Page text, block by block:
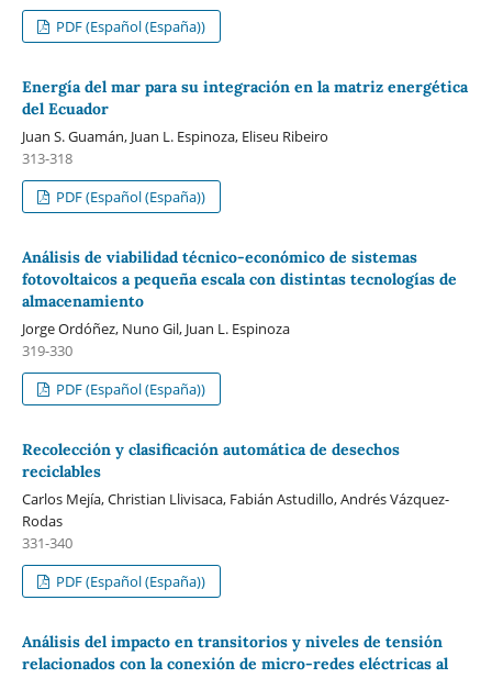
PDF (Español (España))
Energía del mar para su integración en la matriz energética
del Ecuador
Juan S. Guamán, Juan L. Espinoza, Eliseu Ribeiro
313-318
PDF (Español (España))
Análisis de viabilidad técnico-económico de sistemas
fotovoltaicos a pequeña escala con distintas tecnologías de
almacenamiento
Jorge Ordóñez, Nuno Gil, Juan L. Espinoza
319-330
PDF (Español (España))
Recolección y clasificación automática de desechos
reciclables
Carlos Mejía, Christian Llivisaca, Fabián Astudillo, Andrés Vázquez-
Rodas
331-340
PDF (Español (España))
Análisis del impacto en transitorios y niveles de tensión
relacionados con la conexión de micro-redes eléctricas al